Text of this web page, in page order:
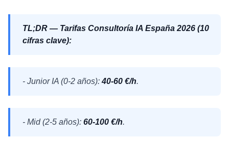
TL;DR — Tarifas Consultoría IA España 2026 (10
cifras clave):
- Junior IA (0-2 años):40-60 €/h.
- Mid (2-5 años): 60-100 €/h.